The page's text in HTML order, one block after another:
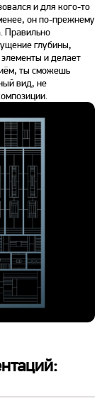
и для кого-то
он по-прежнему
Правильно
глубины,
элементы и делает
ты сможешь
вид, не